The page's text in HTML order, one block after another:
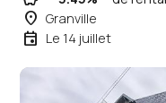
place Granville
event Le 14 juillet